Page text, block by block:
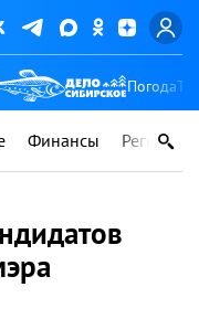
Погода
Финансы Регионы